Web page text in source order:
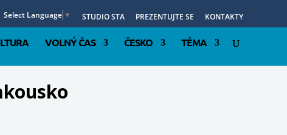
Select Language ▼ STUDIO STA PREZENTUJTE SE KONTAKTY
VOLNÝ ČAS ČESKO TÉMA